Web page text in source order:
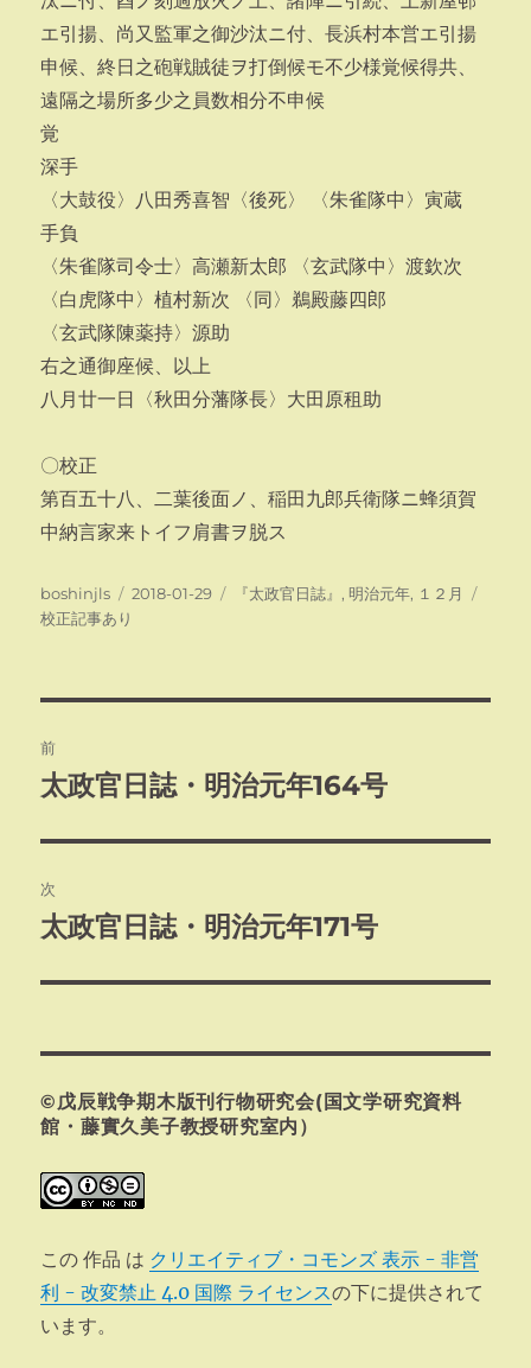
エ引揚、尚又監軍之御沙汰ニ付、長浜村本営エ引揚
申候、終日之砲戦賊徒ヲ打倒候モ不少様覚候得共、
遠隔之場所多少之員数相分不申候
覚
深手
〈大鼓役〉八田秀喜智〈後死〉 〈朱雀隊中〉寅蔵
手負
〈朱雀隊司令士〉高瀬新太郎 〈玄武隊中〉渡欽次
〈白虎隊中〉植村新次 〈同〉鵜殿藤四郎
〈玄武隊陳薬持〉源助
右之通御座候、以上
八月廿一日〈秋田分藩隊長〉大田原租助
〇校正
第百五十八、二葉後面ノ、稲田九郎兵衛隊ニ蜂須賀
中納言家来トイフ肩書ヲ脱ス
投
稿
boshinjls
投
2018-01-29
カ『太政官日誌』 , 明治元年, １２月
校正記事あり
稿
ビ
ゲ
ー
ン
前
前
投
稿:
太政官日誌・明治元年164号
次
次
投
太政官日誌・明治元年171号
©戊辰戦争期木版刊行物研究会(国文学研究資料
館・藤實久美子教授研究室内）
この 作品 は クリエイティブ・コモンズ 表示 - 非営
利 - 改変禁止 4.0 国際 ライセンスの下に提供されて
います。